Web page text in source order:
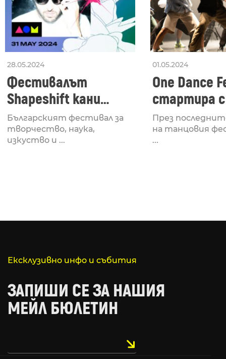
28.05.2024
Фестивалът
Shapeshift кани
Fabrizio Mammarella
за откриването си
Българският фестивал за
творчество, наука,
изкуство и ...
01.05.2024
One Dance
стартира
Lucid,
рейв
През
на танцовия
...
Ексклузивно инфо и събития
ЗАПИШИ СЕ ЗА НАШИЯ
МЕЙЛ БЮЛЕТИН